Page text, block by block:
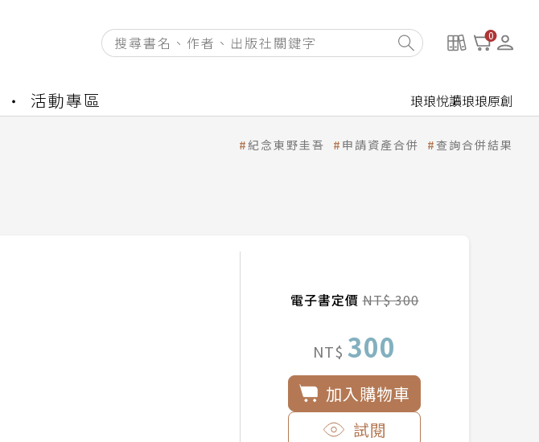
0
活動專區 琅琅悅讀琅琅原創
紀念東野圭吾 申請資產合併 查詢合併結果
電子書定價NT$ 300
NT$ 300
加入購物車
試閱